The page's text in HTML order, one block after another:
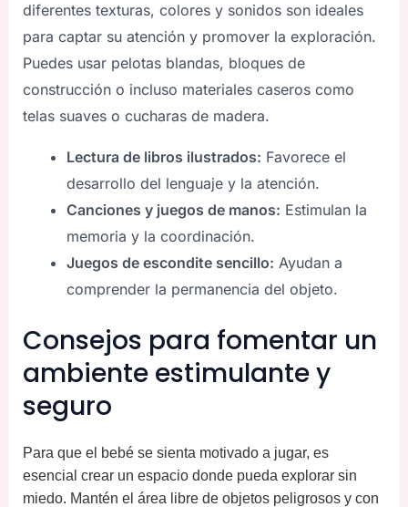
diferentes texturas, colores y sonidos son ideales
para captar su atención y promover la exploración.
Puedes usar pelotas blandas, bloques de
construcción o incluso materiales caseros como
telas suaves o cucharas de madera.
Lectura de libros ilustrados: Favorece el
desarrollo del lenguaje y la atención.
Canciones y juegos de manos: Estimulan la
memoria y la coordinación.
Juegos de escondite sencillo: Ayudan a
comprender la permanencia del objeto.
Consejos para fomentar un
ambiente estimulante y
seguro
Para que el bebé se sienta motivado a jugar, es
esencial crear un espacio donde pueda explorar sin
miedo. Mantén el área libre de objetos peligrosos y con